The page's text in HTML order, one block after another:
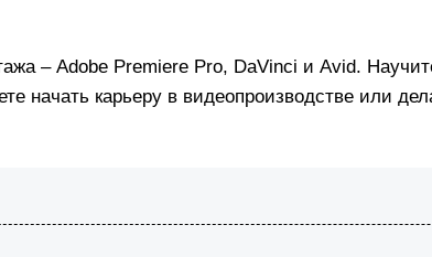
– Adobe Premiere Pro, DaVinci и Avid.
начать карьеру в видеопроизводстве или